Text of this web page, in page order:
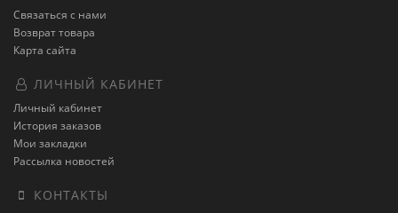
Связаться с нами
Возврат товара
Карта сайта
ЛИЧНЫЙ КАБИНЕТ
Личный кабинет
История заказов
Мои закладки
Рассылка новостей
КОНТАКТЫ